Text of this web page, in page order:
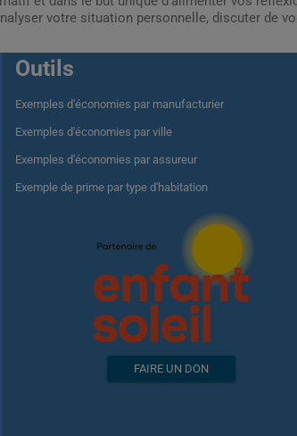
votre situation personnelle, discuter de
Outils
Exemples d'économies par manufacturier
Exemples d'économies par ville
Exemples d'économies par assureur
Exemple de prime par type d'habitation
FAIRE UN DON